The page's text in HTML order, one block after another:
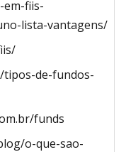
fiis-
lista-vantagens/
tipos-de-fundos-
funds
o-que-sao-